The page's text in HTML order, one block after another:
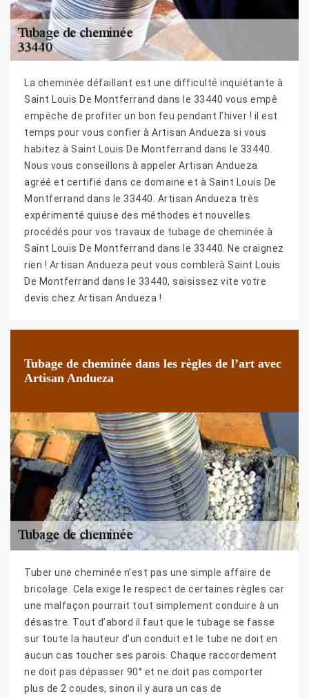
La cheminée défaillant est une difficulté inquiétante à
Saint Louis De Montferrand dans le 33440 vous empê
empêche de profiter un bon feu pendant l’hiver ! il est
temps pour vous confier à Artisan Andueza si vous
habitez à Saint Louis De Montferrand dans le 33440.
Nous vous conseillons à appeler Artisan Andueza
agréé et certifié dans ce domaine et à Saint Louis De
Montferrand dans le 33440. Artisan Andueza très
expérimenté quiuse des méthodes et nouvelles
procédés pour vos travaux de tubage de cheminée à
Saint Louis De Montferrand dans le 33440. Ne craignez
rien ! Artisan Andueza peut vous comblerà Saint Louis
De Montferrand dans le 33440, saisissez vite votre
devis chez Artisan Andueza !
Tubage de cheminée dans les règles de l’art avec
Artisan Andueza
Tuber une cheminée n’est pas une simple affaire de
bricolage. Cela exige le respect de certaines règles car
une malfaçon pourrait tout simplement conduire à un
désastre. Tout d’abord il faut que le tubage se fasse
sur toute la hauteur d’un conduit et le tube ne doit en
aucun cas toucher ses parois. Chaque raccordement
ne doit pas dépasser 90° et ne doit pas comporter
plus de 2 coudes, sinon il y aura un cas de